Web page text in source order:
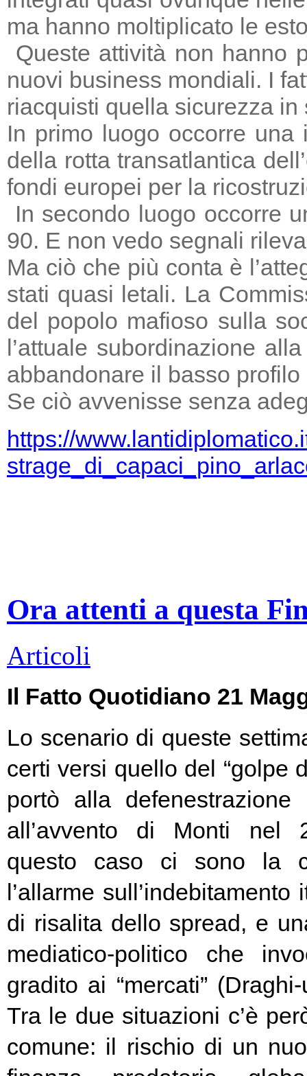
ma hanno moltiplicato le
Queste attività non hanno
nuovi business mondiali. I
riacquisti quella sicurezza
In primo luogo occorre
della rotta transatlantica
fondi europei per la
In secondo luogo occorre
90. E non vedo segnali
Ma ciò che più conta è
stati quasi letali. La
del popolo mafioso sulla
l’attuale subordinazione
abbandonare il basso
Se ciò avvenisse senza
https://
Ora attenti a questa
Articoli
Il Fatto Quotidiano 21
Lo scenario di queste
certi versi quello del “golpe
portò alla
all’avvento di Monti nel
questo caso ci sono la
l’allarme
di risalita dello spread, e
mediatico-politico che
gradito ai “mercati”
Tra le due situazioni c’è
comune: il rischio di un